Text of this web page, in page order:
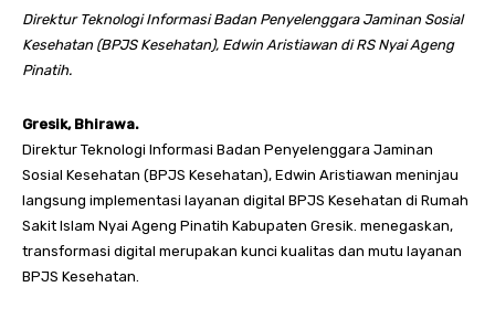
Direktur Teknologi Informasi Badan Penyelenggara Jaminan Sosial
Kesehatan (BPJS Kesehatan), Edwin Aristiawan di RS Nyai Ageng
Pinatih.
Gresik, Bhirawa.
Direktur Teknologi Informasi Badan Penyelenggara Jaminan
Sosial Kesehatan (BPJS Kesehatan), Edwin Aristiawan meninjau
langsung implementasi layanan digital BPJS Kesehatan di Rumah
Sakit Islam Nyai Ageng Pinatih Kabupaten Gresik. menegaskan,
transformasi digital merupakan kunci kualitas dan mutu layanan
BPJS Kesehatan.